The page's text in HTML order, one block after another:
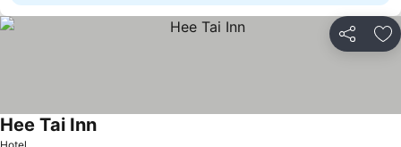
Partilhar
Hotel
Hee Tai Inn